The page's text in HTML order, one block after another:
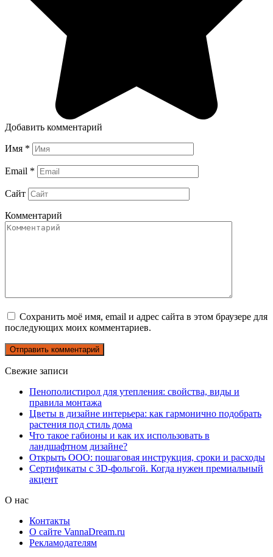
Добавить комментарий
Имя *
Email *
Сайт
Комментарий
Сохранить моё имя, email и адрес сайта в этом браузере для
последующих моих комментариев.
Свежие записи
Пенополистирол для утепления: свойства, виды и
правила монтажа
Цветы в дизайне интерьера: как гармонично подобрать
растения под стиль дома
Что такое габионы и как их использовать в
ландшафтном дизайне?
Открыть ООО: пошаговая инструкция, сроки и расходы
Сертификаты с 3D-фольгой. Когда нужен премиальный
акцент
О нас
Контакты
О сайте VannaDream.ru
Рекламодателям